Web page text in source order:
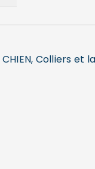
CHIEN, Colliers et